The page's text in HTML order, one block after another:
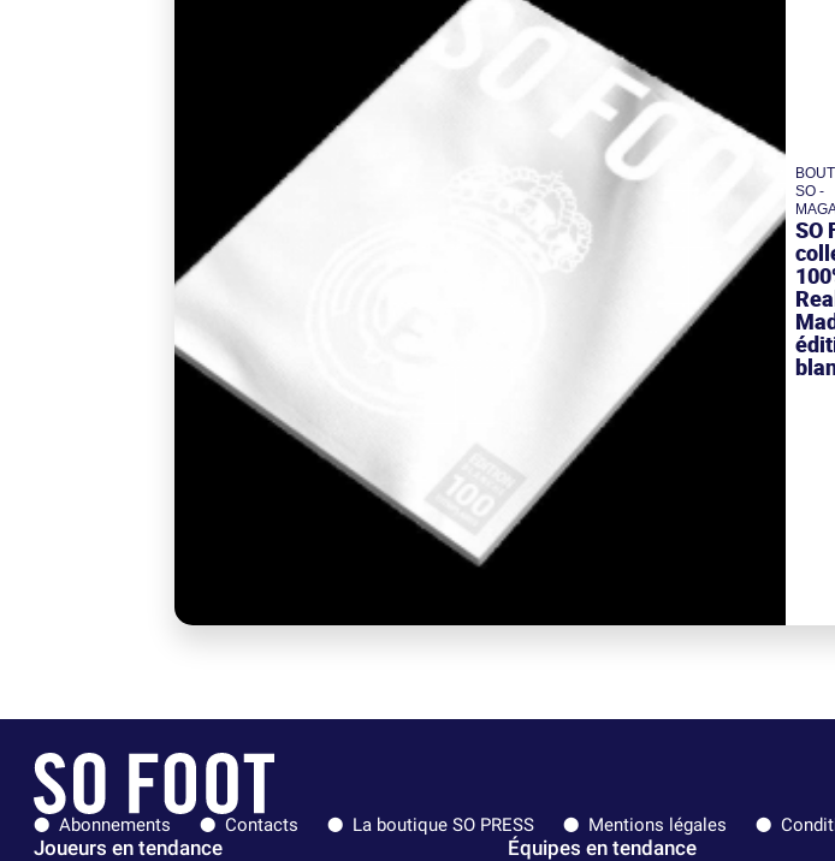
SO -
SO
Abonnements Contacts La boutique SO PRESS Mentions légales
Joueurs en tendance Équipes en tendance